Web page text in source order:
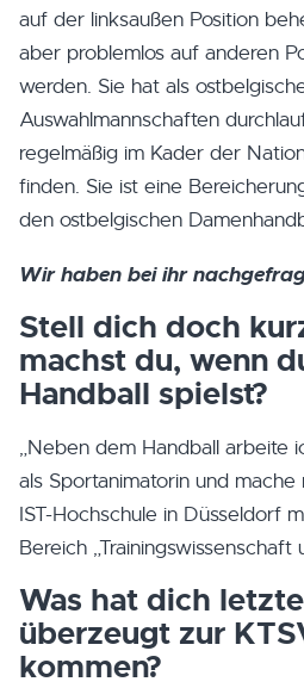
auf der linksaußen Position
aber problemlos auf anderen
werden. Sie hat als
Auswahlmannschaften
regelmäßig im Kader der
finden. Sie ist eine
den ostbelgischen
Wir haben bei ihr
Stell dich doch
machst du, wenn
Handball spielst?
„Neben dem Handball arbeite
als Sportanimatorin und
IST-Hochschule in Düsseldorf
Bereich
Was hat dich
überzeugt zur
kommen?